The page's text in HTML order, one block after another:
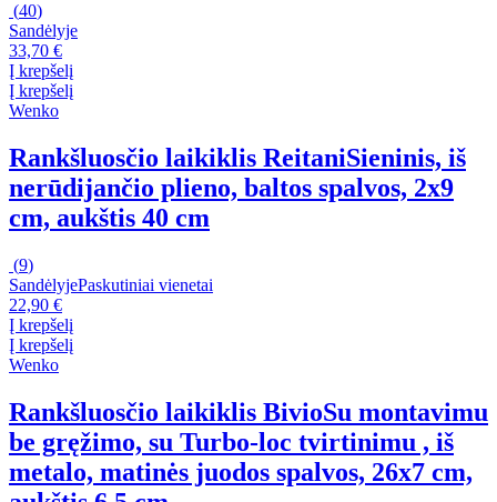
(40)
Sandėlyje
33,70 €
Į krepšelį
Į krepšelį
Wenko
Rankšluosčio laikiklis ReitaniSieninis, iš
nerūdijančio plieno, baltos spalvos, 2x9
cm, aukštis 40 cm
(9)
SandėlyjePaskutiniai vienetai
22,90 €
Į krepšelį
Į krepšelį
Wenko
Rankšluosčio laikiklis BivioSu montavimu
be gręžimo, su Turbo-loc tvirtinimu , iš
metalo, matinės juodos spalvos, 26x7 cm,